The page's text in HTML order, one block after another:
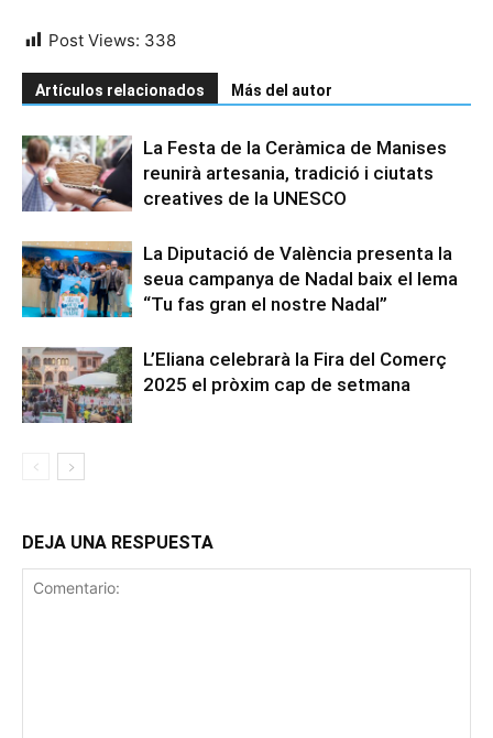
Post Views: 338
Artículos relacionados Más del autor
La Festa de la Ceràmica de Manises
reunirà artesania, tradició i ciutats
creatives de la UNESCO
La Diputació de València presenta la
seua campanya de Nadal baix el lema
“Tu fas gran el nostre Nadal”
L’Eliana celebrarà la Fira del Comerç
2025 el pròxim cap de setmana
DEJA UNA RESPUESTA